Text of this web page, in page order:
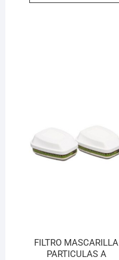
FILTRO MASCARILLA
PARTICULAS A